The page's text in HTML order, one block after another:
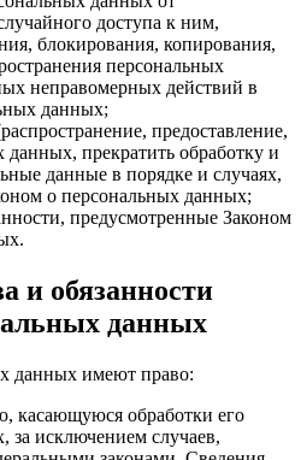
доступа к ним,
блокирования, копирования,
персональных
неправомерных действий в
данных;
предоставление,
данных, прекратить обработку и
данные в порядке и случаях,
о персональных данных;
предусмотренные Законом
и обязанности
данных
данных имеют право:
касающуюся обработки его
за исключением случаев,